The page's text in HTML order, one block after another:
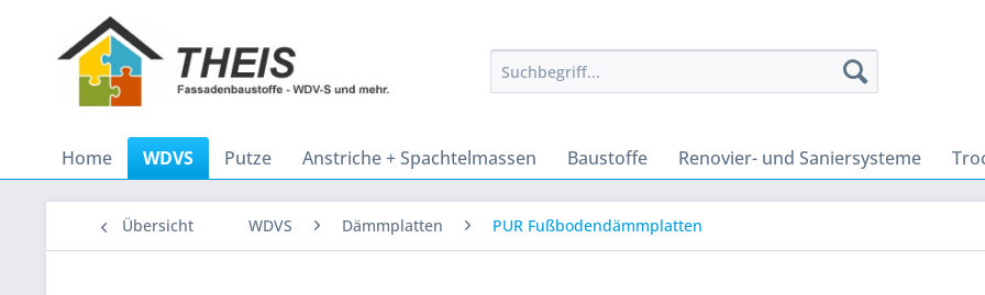
Home WDVS Putze Anstriche + Spachtelmassen Baustoffe Renovier- und Saniersysteme
Übersicht WDVS Dämmplatten PUR Fußbodendämmplatten